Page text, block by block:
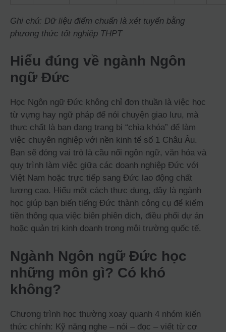
Ghi chú: Dữ liệu điểm chuẩn là xét tuyển bằng
phương thức tốt nghiệp THPT
Hiểu đúng về ngành Ngôn
ngữ Đức
Học Ngôn ngữ Đức không chỉ đơn thuần là việc học
từ vựng hay ngữ pháp để nói chuyện giao lưu, mà
thực chất là bạn đang trang bị “chìa khóa” để làm
việc chuyên nghiệp với nền kinh tế số 1 Châu Âu.
Bạn sẽ đóng vai trò là cầu nối ngôn ngữ, văn hóa và
quy trình làm việc giữa các doanh nghiệp Đức với
Việt Nam hoặc trực tiếp sang Đức lao động chất
lượng cao. Hiểu một cách thực dụng, đây là ngành
học giúp bạn biến tiếng Đức thành công cụ để kiếm
tiền thông qua việc biên phiên dịch, điều phối dự án
hoặc quản trị kinh doanh trong môi trường quốc tế.
Ngành Ngôn ngữ Đức học
những môn gì? Có khó
không?
Chương trình học thường xoay quanh 4 nhóm kiến
thức chính: Kỹ năng nghe – nói – đọc – viết từ cơ